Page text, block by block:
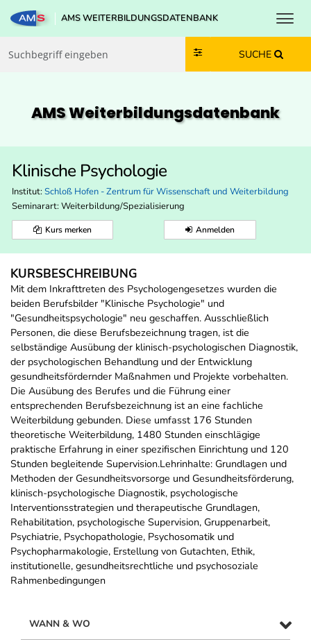
Zum Inhalt springen
Zum Navmenü springen
Zur Suche springen
Zur Footer springen
AMS WEITERBILDUNGSDATENBANK
SUCHE
AMS Weiterbildungs­datenbank
Klinische Psychologie
Institut: Schloß Hofen - Zentrum für Wissenschaft und Weiterbildung
Seminarart: Weiterbildung/Spezialisierung
Kurs merken Anmelden
KURSBESCHREIBUNG
Mit dem Inkrafttreten des Psychologengesetzes wurden die
beiden Berufsbilder "Klinische Psychologie" und
"Gesundheitspsychologie" neu geschaffen. Ausschließlich
Personen, die diese Berufsbezeichnung tragen, ist die
selbständige Ausübung der klinisch-psychologischen Diagnostik,
der psychologischen Behandlung und der Entwicklung
gesundheitsfördernder Maßnahmen und Projekte vorbehalten.
Die Ausübung des Berufes und die Führung einer
entsprechenden Berufsbezeichnung ist an eine fachliche
Weiterbildung gebunden. Diese umfasst 176 Stunden
theoretische Weiterbildung, 1480 Stunden einschlägige
praktische Erfahrung in einer spezifischen Einrichtung und 120
Stunden begleitende Supervision.Lehrinhalte: Grundlagen und
Methoden der Gesundheitsvorsorge und Gesundheitsförderung,
klinisch-psychologische Diagnostik, psychologische
Interventionsstrategien und therapeutische Grundlagen,
Rehabilitation, psychologische Supervision, Gruppenarbeit,
Psychiatrie, Psychopathologie, Psychosomatik und
Psychopharmakologie, Erstellung von Gutachten, Ethik,
institutionelle, gesundheitsrechtliche und psychosoziale
Rahmenbedingungen
WANN & WO